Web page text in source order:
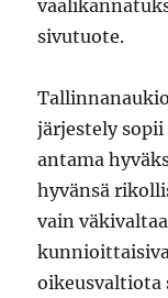
sivutuote.
järjestely
antama
hyvänsä
vain
oikeusvaltiota